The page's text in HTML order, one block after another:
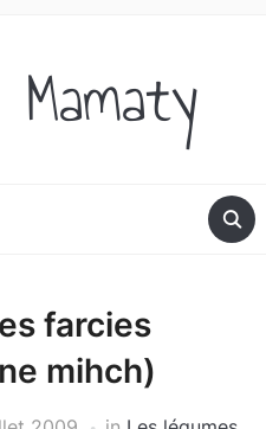
farcies
mihch)